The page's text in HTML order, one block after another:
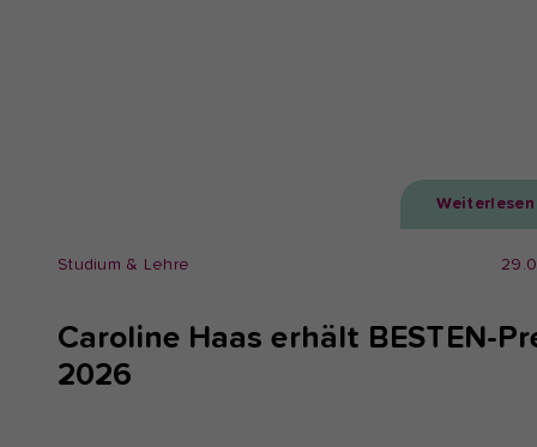
Weiterlesen
Studium & Lehre
Caroline Haas erhält BESTEN-
2026